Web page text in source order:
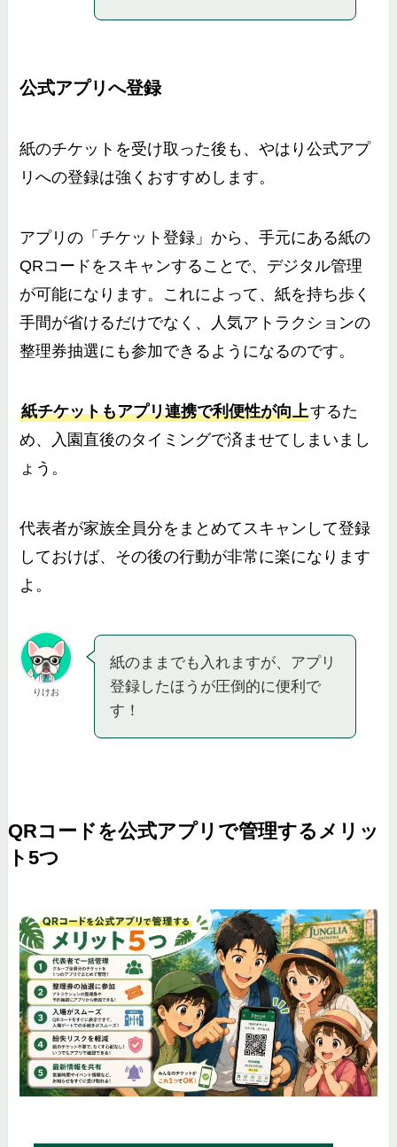
公式アプリへ登録
紙のチケットを受け取った後も、やはり公式アプ
リへの登録は強くおすすめします。
アプリの「チケット登録」から、手元にある紙の
QRコードをスキャンすることで、デジタル管理
が可能になります。これによって、紙を持ち歩く
手間が省けるだけでなく、人気アトラクションの
整理券抽選にも参加できるようになるのです。
紙チケットもアプリ連携で利便性が向上するた
め、入園直後のタイミングで済ませてしまいまし
ょう。
代表者が家族全員分をまとめてスキャンして登録
しておけば、その後の行動が非常に楽になります
よ。
りけお
紙のままでも入れますが、アプリ
登録したほうが圧倒的に便利で
す！
QRコードを公式アプリで管理するメリッ
ト5つ